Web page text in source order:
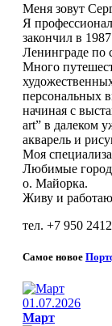
Меня зовут
Я
закончил в
Ленинграде по
Много
персональных
начиная с
art” в далеком
акварель и
Моя
Любимые
о. Майорка.
Живу и
тел. +7 950
Самое новое
01.07.2026
Март